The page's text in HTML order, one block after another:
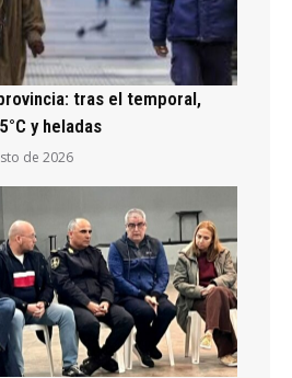
tras el temporal,
y heladas
de 2026